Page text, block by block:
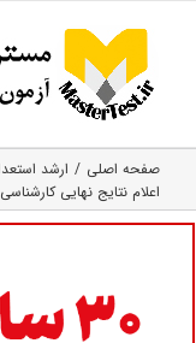
content
صفحه اصلی
ارشد
اعلام نتایج نهایی کارشناسی ارشد